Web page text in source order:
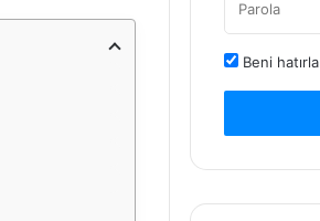
Beni hatırla